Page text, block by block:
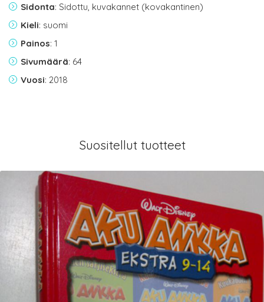
Sidonta: Sidottu, kuvakannet (kovakantinen)
Kieli: suomi
Painos: 1
Sivumäärä: 64
Vuosi: 2018
Suositellut tuotteet